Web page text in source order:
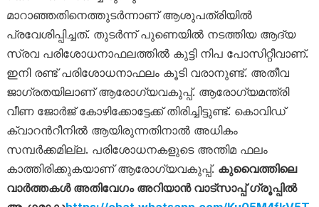
മാറാഞ്ഞതിനെത്തുടർന്നാണ് ആശുപത്രിയിൽ
പ്രവേശിപ്പിച്ചത്. തുടര്‍ന്ന് പുണെയില്‍ നടത്തിയ ആദ്യ
സ്രവ പരിശോധനാഫലത്തില്‍ കുട്ടി നിപ പോസിറ്റീവാണ്.
ഇനി രണ്ട് പരിശോധനാഫലം കൂടി വരാനുണ്ട്. അതീവ
ജാഗ്രതയിലാണ് ആരോഗ്യവകുപ്പ്. ആരോഗ്യമന്ത്രി
വീണ ജോര്‍ജ് കോഴിക്കോട്ടേക്ക് തിരിച്ചിട്ടുണ്ട്. കൊവിഡ്
ക്വാറന്‍റീനില്‍ ആയിരുന്നതിനാല്‍ അധികം
സമ്പര്‍ക്കമില്ല. പരിശോധനകളുടെ അന്തിമ ഫലം
കാത്തിരിക്കുകയാണ് ആരോഗ്യവകുപ്പ്. കുവൈത്തിലെ
വാർത്തകൾ അതിവേഗം അറിയാൻ വാട്സാപ്പ് ഗ്രൂപ്പിൽ